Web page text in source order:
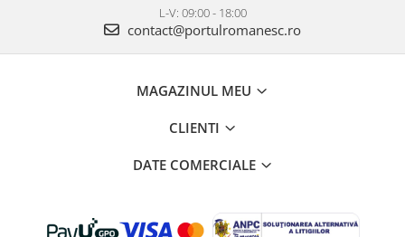
L-V: 09:00 - 18:00
contact@portulromanesc.ro
MAGAZINUL MEU
CLIENTI
DATE COMERCIALE